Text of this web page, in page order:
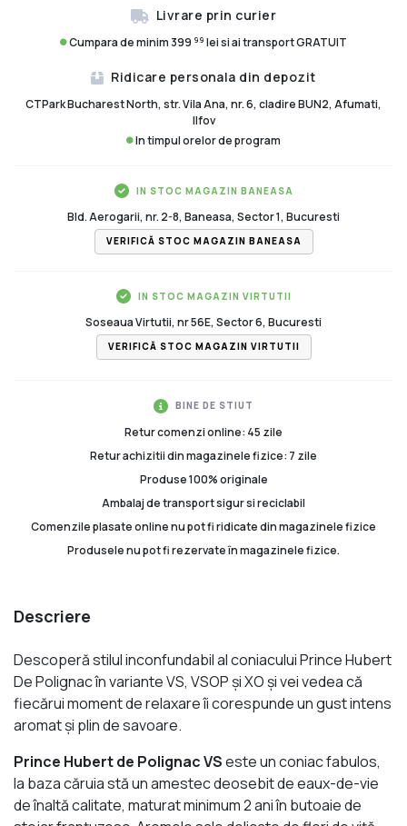
Livrare prin curier
Cumpara de minim 399 99 lei si ai transport GRATUIT
Ridicare personala din depozit
CTPark Bucharest North, str. Vila Ana, nr. 6, cladire BUN2, Afumati,
Ilfov
In timpul orelor de program
IN STOC MAGAZIN BANEASA
Bld. Aerogarii, nr. 2-8, Baneasa, Sector 1, Bucuresti
VERIFICĂ STOC MAGAZIN BANEASA
IN STOC MAGAZIN VIRTUTII
Soseaua Virtutii, nr 56E, Sector 6, Bucuresti
VERIFICĂ STOC MAGAZIN VIRTUTII
BINE DE STIUT
Retur comenzi online: 45 zile
Retur achizitii din magazinele fizice: 7 zile
Produse 100% originale
Ambalaj de transport sigur si reciclabil
Comenzile plasate online nu pot fi ridicate din magazinele fizice
Produsele nu pot fi rezervate în magazinele fizice.
Descriere
Descoperă stilul inconfundabil al coniacului Prince Hubert
De Polignac în variante VS, VSOP și XO și vei vedea că
fiecărui moment de relaxare îi corespunde un gust intens
aromat și plin de savoare.
Prince Hubert de Polignac VSeste un coniac fabulos,
la baza căruia stă un amestec deosebit de eaux-de-vie
de înaltă calitate, maturat minimum 2 ani în butoaie de